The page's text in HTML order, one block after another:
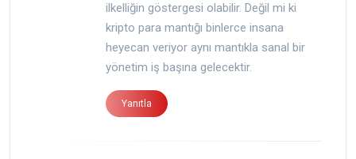
ilkelliğin göstergesi olabilir. Değil mi ki
kripto para mantığı binlerce insana
heyecan veriyor aynı mantıkla sanal bir
yönetim iş başına gelecektir.
Yanıtla